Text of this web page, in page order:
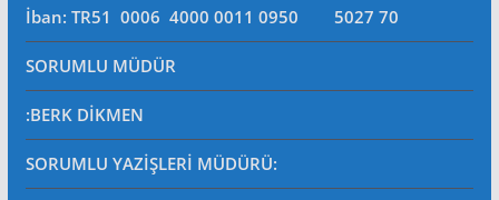
İban: TR51 0006 4000 0011 0950 5027 70
SORUMLU MÜDÜR
:BERK DİKMEN
SORUMLU YAZİŞLERİ MÜDÜRÜ: